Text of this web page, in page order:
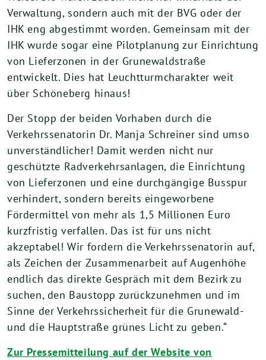
Verwaltung, sondern auch mit der BVG oder der
IHK eng abgestimmt worden. Gemeinsam mit der
IHK wurde sogar eine Pilotplanung zur Einrichtung
von Lieferzonen in der Grunewaldstraße
entwickelt. Dies hat Leuchtturmcharakter weit
über Schöneberg hinaus!
Der Stopp der beiden Vorhaben durch die
Verkehrssenatorin Dr. Manja Schreiner sind umso
unverständlicher! Damit werden nicht nur
geschützte Radverkehrsanlagen, die Einrichtung
von Lieferzonen und eine durchgängige Busspur
verhindert, sondern bereits eingeworbene
Fördermittel von mehr als 1,5 Millionen Euro
kurzfristig verfallen. Das ist für uns nicht
akzeptabel! Wir fordern die Verkehrssenatorin auf,
als Zeichen der Zusammenarbeit auf Augenhöhe
endlich das direkte Gespräch mit dem Bezirk zu
suchen, den Baustopp zurückzunehmen und im
Sinne der Verkehrssicherheit für die Grunewald-
und die Hauptstraße grünes Licht zu geben.“
Zur Pressemitteilung auf der Website von